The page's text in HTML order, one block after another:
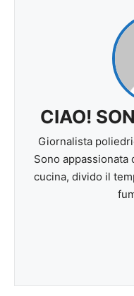
CIAO!
Giornalista
Sono
cucina, divido il